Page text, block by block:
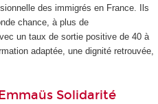
des immigrés en France. Ils
chance, à plus de
un taux de sortie positive de 40 à
adaptée, une dignité retrouvée,
Solidarité